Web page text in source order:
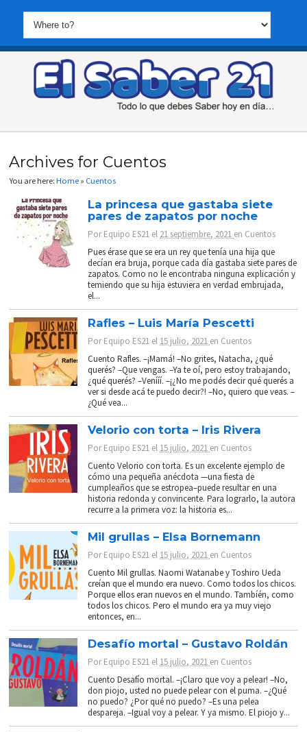
Archives for Cuentos
You are here:Home » Cuentos
La princesa que gastaba siete
pares de zapatos por noche
PorEquipo ES21 el 21 septiembre, 2021 en Cuentos
Pues érase que se era un rey que tenía una hija que
decían era bruja, porque cada día gastaba siete pares de
zapatos. Como no le encontraba ninguna explicación y
temiendo que su hija estuviera en verdad embrujada,
el...
Rafles – Luis María Pescetti
PorEquipo ES21 el 15 julio, 2021 en Cuentos
Cuento Rafles. –¡Mamá! –No grites, Natacha, ¿qué
querés? –Que vengas. –Ya te oí, pero estoy trabajando,
¿qué querés? –Venííí. –¡¿No me podés decir qué querés a
ver si desde acá te puedo decir?! –No, quiero que veas. –
¿Qué vea...
Velorio con torta – Iris Rivera
PorEquipo ES21 el 15 julio, 2021 en Cuentos
Cuento Velorio con torta. Es un excelente ejemplo de
cómo una pequeña anécdota —una fiesta de
cumpleaños que se estropea–puede resultar en una
historia redonda y convincente. Para lograrlo, la autora
recurre a la primera voz: la historia es...
Mil grullas – Elsa Bornemann
PorEquipo ES21 el 15 julio, 2021 en Cuentos
Cuento Mil grullas. Naomi Watanabe y Toshiro Ueda
creían que el mundo era nuevo. Como todos los chicos.
Porque ellos eran nuevos en el mundo. Tambíén, como
todos los chicos. Pero el mundo era ya muy viejo
entonces, en...
Desafío mortal – Gustavo Roldán
PorEquipo ES21 el 15 julio, 2021 en Cuentos
Cuento Desafío mortal. –¡Claro que voy a pelear! –No,
don piojo, usted no puede pelear con el puma. –¿Qué
no puedo? ¿Por qué no puedo? –Es una pelea
despareja. –Igual voy a pelear. Y ya mismo. El piojo y...